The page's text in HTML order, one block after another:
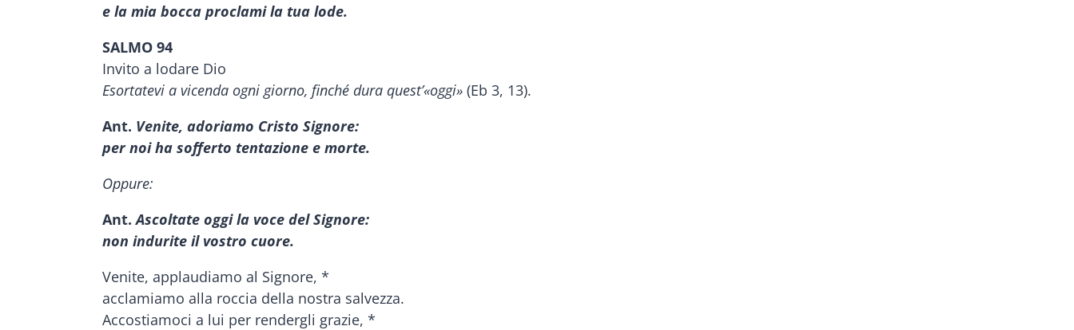
e la mia bocca proclami la tua lode.
SALMO 94
Invito a lodare Dio
Esortatevi a vicenda ogni giorno, finché dura quest’«oggi» (Eb 3, 13).
Ant. Venite, adoriamo Cristo Signore:
per noi ha sofferto tentazione e morte.
Oppure:
Ant.Ascoltate oggi la voce del Signore:
non indurite il vostro cuore.
Venite, applaudiamo al Signore, *
acclamiamo alla roccia della nostra salvezza.
Accostiamoci a lui per rendergli grazie, *